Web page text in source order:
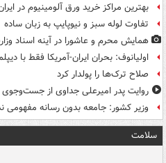
بهترین مراکز خرید ورق آلومینیوم در
تفاوت لوله سبز و نیوپایپ به زبان ساده
همایش محرم و عاشورا در آینه اسناد
اولیانوف: بحران ایران-آمریکا فقط با
صلاح ترک‌ها را پولدار کرد
روایت پدر امیرعلی جداوی از جست‌وجوی
وزیر کشور: جامعه بدون رسانه مفهومی
سلامت